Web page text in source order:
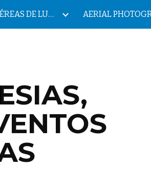
to navigation
FOTOGRAFÍAS AÉREAS DE LUGARES DE LAS ISLAS CANARIAS